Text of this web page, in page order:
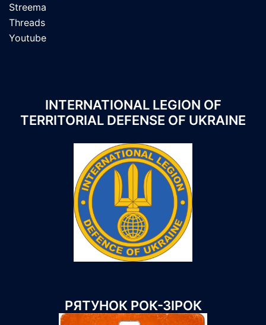
Streema
Threads
Youtube
INTERNATIONAL LEGION OF
TERRITORIAL DEFENSE OF UKRAINE
РЯТУНОК РОК-ЗІРОК